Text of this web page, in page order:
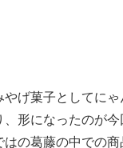
やげ菓子としてに
形になったのが今
の葛藤の中での